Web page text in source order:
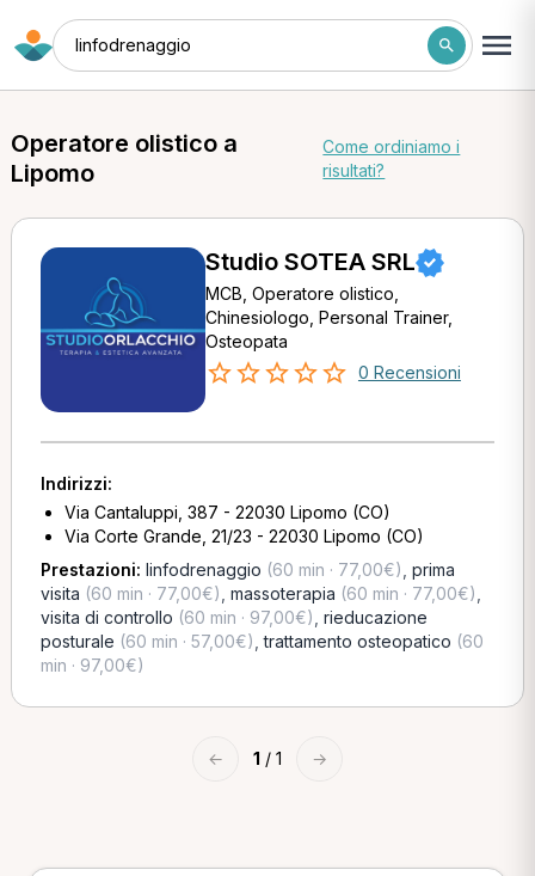
linfodrenaggio
Operatore olistico a
Lipomo
Come ordiniamo i
risultati?
Studio SOTEA SRL
MCB, Operatore olistico,
Chinesiologo, Personal Trainer,
Osteopata
0 Recensioni
Indirizzi:
Via Cantaluppi, 387 - 22030 Lipomo (CO)
Via Corte Grande, 21/23 - 22030 Lipomo (CO)
Prestazioni: linfodrenaggio (60 min · 77,00€) prima
visita (60 min · 77,00€) massoterapia (60 min · 77,00€)
visita di controllo (60 min · 97,00€) rieducazione
posturale (60 min · 57,00€) ,trattamento osteopatico (60
min · 97,00€)
← 1 / 1 →